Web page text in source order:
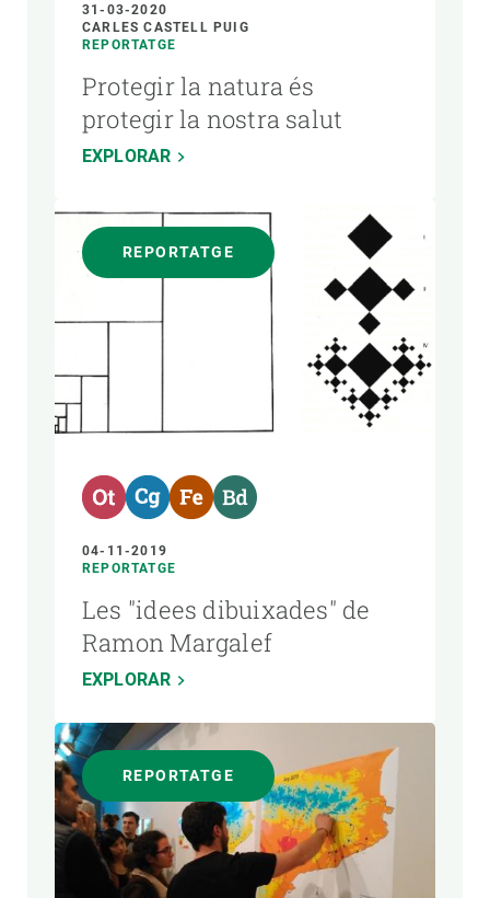
31-03-2020
CARLES CASTELL PUIG
REPORTATGE
Protegir la natura és
protegir la nostra salut
EXPLORAR
REPORTATGE
04-11-2019
REPORTATGE
Les "idees dibuixades" de
Ramon Margalef
EXPLORAR
REPORTATGE